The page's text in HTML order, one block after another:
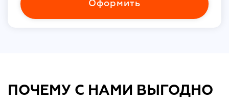
Оформить
ПОЧЕМУ С НАМИ ВЫГОДНО